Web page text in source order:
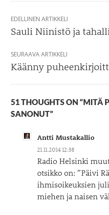
Artikkelien
selaus
EDELLINEN ARTIKKELI
Sauli Niinistö ja
SEURAAVA ARTIKKELI
Käänny
51 THOUGHTS ON “MITÄ
SANONUT”
Antti Mustakallio
21.11.2014 12:38
Radio Helsinki
otsikko on: ”Päivi
ihmisoikeuksien
miehen ja naisen